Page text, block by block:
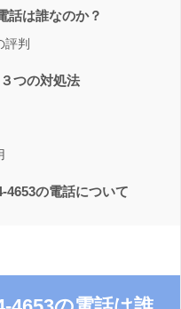
話は誰なのか？
評判
つの対処法
4653の電話について